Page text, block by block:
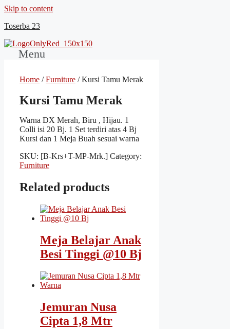
Skip to content
Toserba 23
Menu
Home /Furniture / Kursi Tamu Merak
Kursi Tamu Merak
Warna DX Merah, Biru , Hijau. 1
Colli isi 20 Bj. 1 Set terdiri atas 4 Bj
Kursi dan 1 Meja Buah sesuai warna
SKU: [B-Krs+T-MP-Mrk.] Category:
Furniture
Related products
Meja Belajar Anak
Besi Tinggi @10 Bj
Jemuran Nusa
Cipta 1,8 Mtr